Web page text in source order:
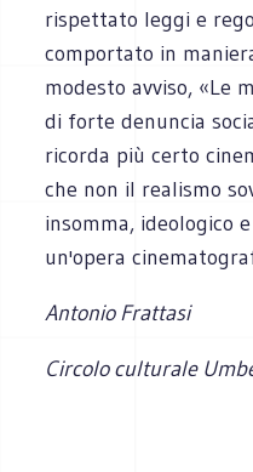
rispettato leggi e
comportato in
modesto avviso, «Le
di forte denuncia
ricorda più certo
che non il realismo
insomma, ideologico
un'opera
Antonio Frattasi
Circolo culturale